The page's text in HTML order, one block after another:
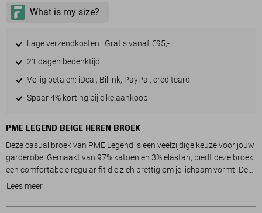
Lage verzendkosten | Gratis vanaf €95,-
21 dagen bedenktijd
Veilig betalen: iDeal, Billink, PayPal, creditcard
Spaar 4% korting bij elke aankoop
PME LEGEND BEIGE HEREN BROEK
Deze casual broek van PME Legend is een veelzijdige keuze voor jouw
garderobe. Gemaakt van 97% katoen en 3% elastan, biedt deze broek
een comfortabele regular fit die zich prettig om je lichaam vormt. De
subtiel grijze kleur en de low waist stijl zorgen voor een moderne
essentials altijd bij de hand houden. De combinatie van een knoop- en
Lees meer